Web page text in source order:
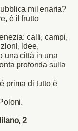
millenaria?
è il frutto
calli, campi,
idee,
una città in una
profonda sulla
prima di tutto è
2